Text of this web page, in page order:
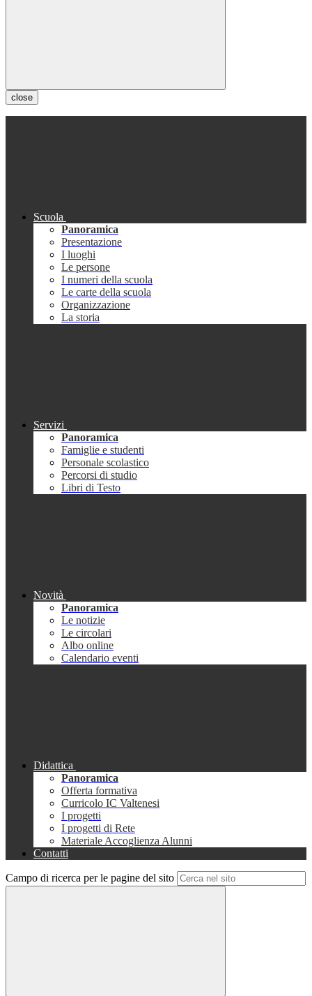
close
Scuola
Panoramica
Presentazione
I luoghi
Le persone
I numeri della scuola
Le carte della scuola
Organizzazione
La storia
Servizi
Panoramica
Famiglie e studenti
Personale scolastico
Percorsi di studio
Libri di Testo
Novità
Panoramica
Le notizie
Le circolari
Albo online
Calendario eventi
Didattica
Panoramica
Offerta formativa
Curricolo IC Valtenesi
I progetti
I progetti di Rete
Materiale Accoglienza Alunni
Contatti
Campo di ricerca per le pagine del sito